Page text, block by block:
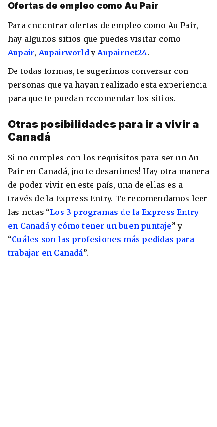
Ofertas de empleo como Au Pair
Para encontrar ofertas de empleo como Au Pair,
hay algunos sitios que puedes visitar como
Aupair,AupairworldyAupairnet24.
De todas formas, te sugerimos conversar con
personas que ya hayan realizado esta experiencia
para que te puedan recomendar los sitios.
Otras posibilidades para ir a vivir a
Canadá
Si no cumples con los requisitos para ser un Au
Pair en Canadá, ¡no te desanimes! Hay otra manera
de poder vivir en este país, una de ellas es a
través de la Express Entry. Te recomendamos leer
las notas “Los 3 programas de la Express Entry
en Canadá y cómo tener un buen puntaje” y
“Cuáles son las profesiones más pedidas para
trabajar en Canadá”.